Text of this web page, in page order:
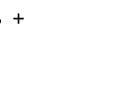
Tekst